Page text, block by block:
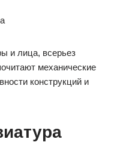
и лица, всерьез
механические
конструкций и